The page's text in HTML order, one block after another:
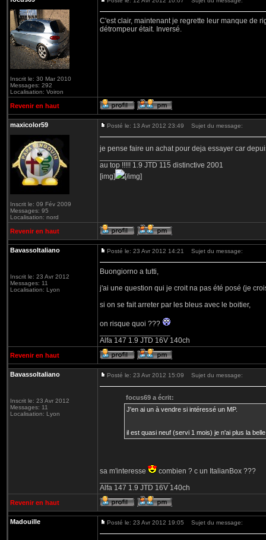
Inscrit le: 30 Mar 2010
Messages: 292
Localisation: Voiron
C'est clair, maintenant je regrette leur manque de
détrompeur était. Inversé.
Revenir en haut
maxicolor59
Inscrit le: 09 Fév 2009
Messages: 95
Localisation: nord
Posté le: 13 Avr 2012 23:49 Sujet du message:
je pense faire un achat pour deja essayer car
au top !!!!! 1.9 JTD 115 distinctive 2001
[img]
[/img]
Revenir en haut
BavassoItaliano
Inscrit le: 23 Avr 2012
Messages: 11
Localisation: Lyon
Posté le: 23 Avr 2012 14:21 Sujet du message:
Buongiorno a tutti,
j'ai une question qui je croit na pas été posé (je
si on se fait arreter par les bleus avec le boitier,
on risque quoi ???
Alfa 147 1.9 JTD 16V 140ch
Revenir en haut
BavassoItaliano
Inscrit le: 23 Avr 2012
Messages: 11
Localisation: Lyon
Posté le: 23 Avr 2012 15:09 Sujet du message:
focus69 a écrit:
J'en ai un à vendre si intéressé un MP.
il est quasi neuf (servi 1 mois) je n'ai plus la
sa m'interesse
combien ? c un ItalianBox ???
Alfa 147 1.9 JTD 16V 140ch
Revenir en haut
Madouille Posté le: 23 Avr 2012 19:05 Sujet du message: